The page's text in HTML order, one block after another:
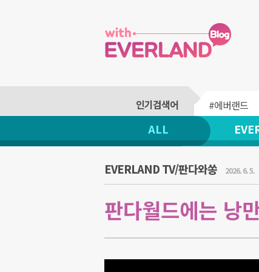
#에버랜드
ALL
EVERLAND TV/판다와쏭 2026. 6. 5.
판다월드에는 낭